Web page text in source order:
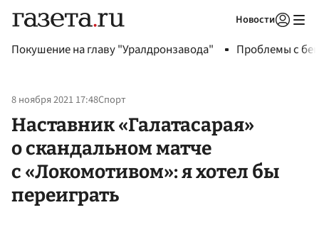
Новости
Покушение на главу "Уралдронзавода" Проблемы с
8 ноября 2021 17:48Спорт
Наставник «Галатасарая»
о скандальном матче
с «Локомотивом»: я хотел бы
переиграть